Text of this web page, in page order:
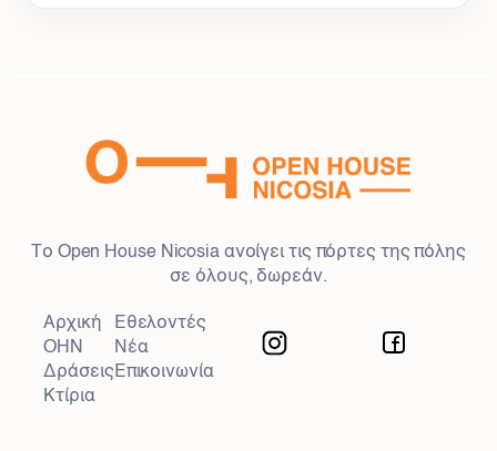
Το Open House Nicosia ανοίγει τις πόρτες της πόλης
σε όλους, δωρεάν.
Αρχική
OHN
Δράσεις
Κτίρια
Εθελοντές
Νέα
Επικοινωνία